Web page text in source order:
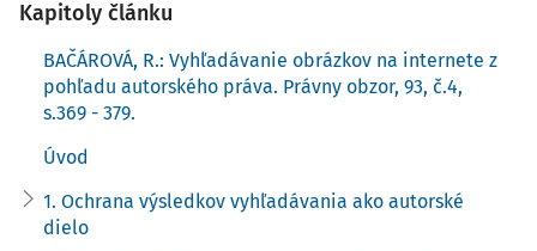
registračného formulára. Medzi známe slovenské
Atlas, Surf, Best, Pozri a iné,9)pričom tieto vyhľadávače
pracujú najmä na báze katalógového alebo
vyhľadávania zobrazí zväčša úryvok webovej stránky, čo
spravidla nepredstavuje zásah do autorského práva. Inak
Kapitoly článku
BAČÁROVÁ, R.: Vyhľadávanie obrázkov na internete z
pohľadu autorského práva. Právny obzor, 93, č.4,
s.369 - 379.
Úvod
1. Ochrana výsledkov vyhľadávania ako autorské
dielo